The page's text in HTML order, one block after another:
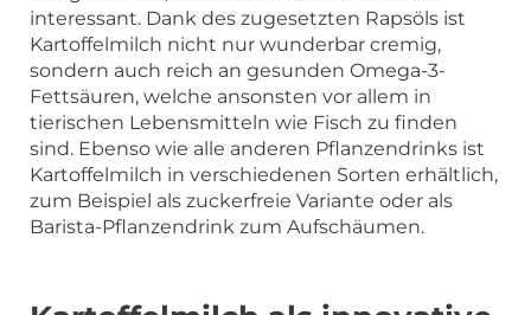
interessant. Dank des zugesetzten Rapsöls ist
Kartoffelmilch nicht nur wunderbar cremig,
sondern auch reich an gesunden Omega-3-
Fettsäuren, welche ansonsten vor allem in
tierischen Lebensmitteln wie Fisch zu finden
sind. Ebenso wie alle anderen Pflanzendrinks ist
Kartoffelmilch in verschiedenen Sorten erhältlich,
zum Beispiel als zuckerfreie Variante oder als
Barista-Pflanzendrink zum Aufschäumen.